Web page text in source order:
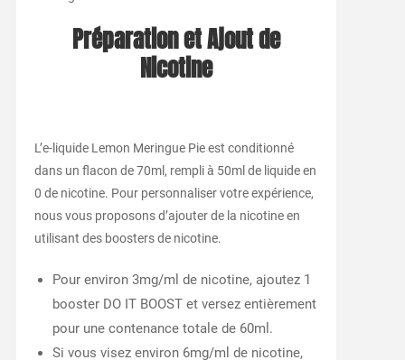
Préparation et Ajout de
Nicotine
L’e-liquide Lemon Meringue Pie est conditionné
dans un flacon de 70ml, rempli à 50ml de liquide en
0 de nicotine. Pour personnaliser votre expérience,
nous vous proposons d’ajouter de la nicotine en
utilisant des boosters de nicotine.
Pour environ 3mg/ml de nicotine, ajoutez 1
booster DO IT BOOST et versez entièrement
pour une contenance totale de 60ml.
Si vous visez environ 6mg/ml de nicotine,